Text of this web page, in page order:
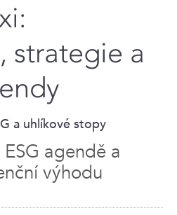
strategie a
a uhlíkové stopy
agendě a
výhodu